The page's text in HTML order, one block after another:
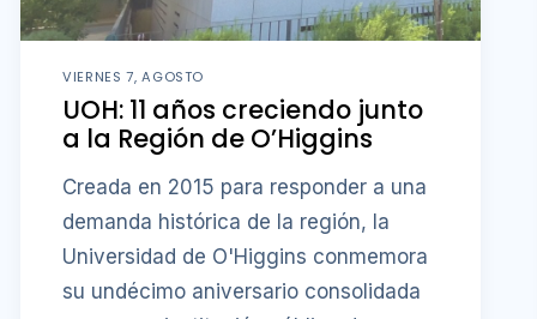
VIERNES 7, AGOSTO
UOH: 11 años creciendo junto
a la Región de O’Higgins
Creada en 2015 para responder a una
demanda histórica de la región, la
Universidad de O'Higgins conmemora
su undécimo aniversario consolidada